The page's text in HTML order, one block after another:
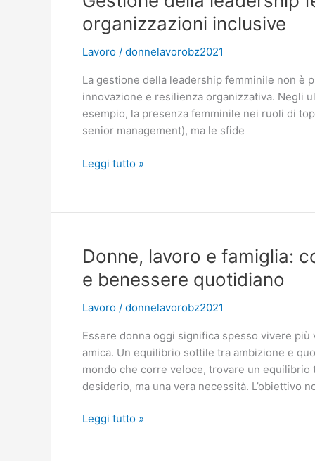
organizzazioni inclusive
Lavoro / donnelavorobz2021
La gestione della leadership femminile non è
innovazione e resilienza organizzativa. Negli
esempio, la presenza femminile nei ruoli di
senior management), ma le sfide
Gestione
femminile:
pratiche
per
organizzazioni
Leggi tutto »
Donne, lavoro e famiglia:
e benessere quotidiano
Lavoro / donnelavorobz2021
Essere donna oggi significa spesso vivere
amica. Un equilibrio sottile tra ambizione e
mondo che corre veloce, trovare un
desiderio, ma una vera necessità. L’obiettivo
Donne,
Leggi tutto »